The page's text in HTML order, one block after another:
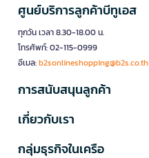
ศูนย์บริการลูกค้าบีทูเอส
ทุกวัน เวลา 8.30-18.00 น.
โทรศัพท์: 02-115-0999
อีเมล:b2sonlineshopping@b2s.co.th
การสนับสนุนลูกค้า
เกี่ยวกับเรา
กลุ่มธุรกิจในเครือ